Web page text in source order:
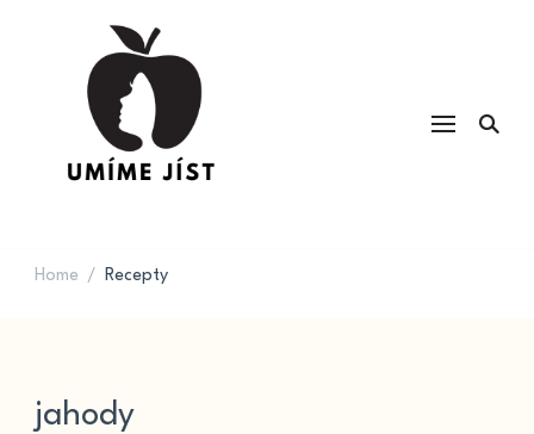
Kvalita potravin a výživa & recepty
Home / Recepty
jahody